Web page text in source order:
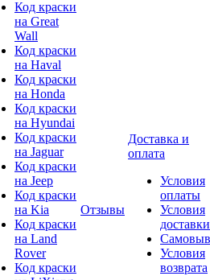
Код краски
на Great
Wall
Код краски
на Haval
Код краски
на Honda
Код краски
на Hyundai
Код краски
на Jaguar
Код краски
на Jeep
Код краски
на Kia
Код краски
на Land
Rover
Код краски
Отзывы
Доставка и
оплата
Условия
оплаты
Условия
доставки
Условия
возврата